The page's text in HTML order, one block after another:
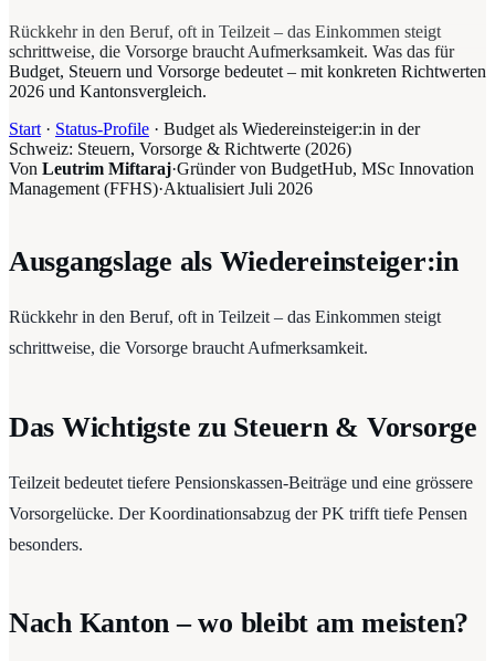
Rückkehr in den Beruf, oft in Teilzeit – das Einkommen steigt
schrittweise, die Vorsorge braucht Aufmerksamkeit. Was das für
Budget, Steuern und Vorsorge bedeutet – mit konkreten Richtwerten
2026 und Kantonsvergleich.
Start · Status-Profile · Budget als Wiedereinsteiger:in in der
Schweiz: Steuern, Vorsorge & Richtwerte (2026)
Von Leutrim Miftaraj·Gründer von BudgetHub, MSc Innovation
Management (FFHS)·Aktualisiert Juli 2026
Ausgangslage als Wiedereinsteiger:in
Rückkehr in den Beruf, oft in Teilzeit – das Einkommen steigt
schrittweise, die Vorsorge braucht Aufmerksamkeit.
Das Wichtigste zu Steuern & Vorsorge
Teilzeit bedeutet tiefere Pensionskassen-Beiträge und eine grössere
Vorsorgelücke. Der Koordinationsabzug der PK trifft tiefe Pensen
besonders.
Nach Kanton – wo bleibt am meisten?